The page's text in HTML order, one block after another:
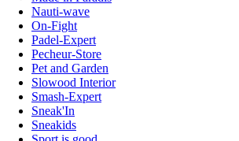
Nauti-wave
On-Fight
Padel-Expert
Pecheur-Store
Pet and Garden
Slowood Interior
Smash-Expert
Sneak'In
Sneakids